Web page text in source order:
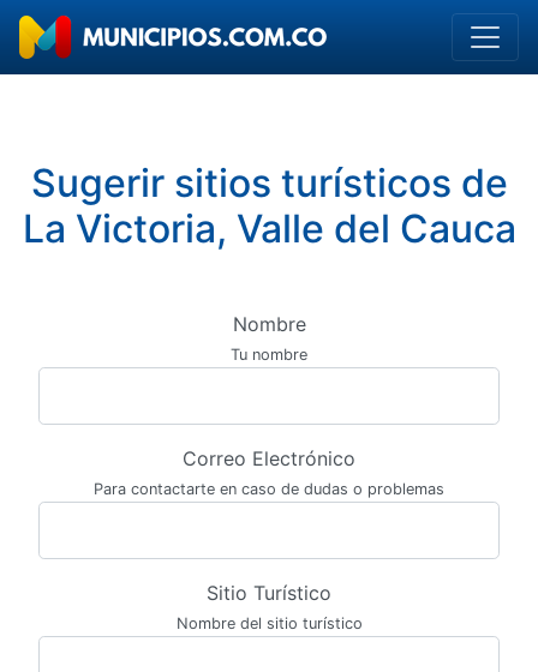
Sugerir sitios turísticos de
La Victoria, Valle del Cauca
Nombre
Tu nombre
Correo Electrónico
Para contactarte en caso de dudas o problemas
Sitio Turístico
Nombre del sitio turístico